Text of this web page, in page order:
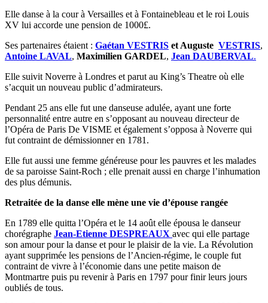
Elle danse à la cour à Versailles et à Fontainebleau et le roi Louis
XV lui accorde une pension de 1000£.
Ses partenaires étaient : Gaétan VESTRIS et Auguste VESTRIS,
Antoine LAVAL, Maximilien GARDEL, Jean DAUBERVAL.
Elle suivit Noverre à Londres et parut au King’s Theatre où elle
s’acquit un nouveau public d’admirateurs.
Pendant 25 ans elle fut une danseuse adulée, ayant une forte
personnalité entre autre en s’opposant au nouveau directeur de
l’Opéra de Paris De VISME et également s’opposa à Noverre qui
fut contraint de démissionner en 1781.
Elle fut aussi une femme généreuse pour les pauvres et les malades
de sa paroisse Saint-Roch ; elle prenait aussi en charge l’inhumation
des plus démunis.
Retraitée de la danse elle mène une vie d’épouse rangée
En 1789 elle quitta l’Opéra et le 14 août elle épousa le danseur
chorégraphe Jean-Etienne DESPREAUX avec qui elle partage
son amour pour la danse et pour le plaisir de la vie. La Révolution
ayant supprimée les pensions de l’Ancien-régime, le couple fut
contraint de vivre à l’économie dans une petite maison de
Montmartre puis pu revenir à Paris en 1797 pour finir leurs jours
oubliés de tous.